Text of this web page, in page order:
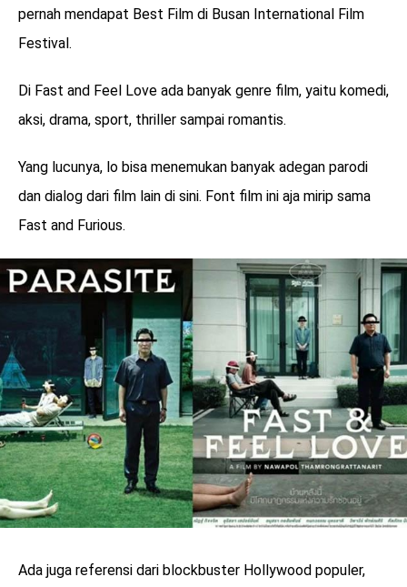
pernah mendapat Best Film di Busan International Film
Festival.
Di Fast and Feel Love ada banyak genre film, yaitu komedi,
aksi, drama, sport, thriller sampai romantis.
Yang lucunya, lo bisa menemukan banyak adegan parodi
dan dialog dari film lain di sini. Font film ini aja mirip sama
Fast and Furious.
Ada juga referensi dari blockbuster Hollywood populer,